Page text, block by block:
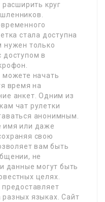
круг
стала доступна
нужен только
доступом в
можете начать
время на
анкет. Одним из
чат рулетки
анонимным.
имя или даже
свою
вам быть
не
данные могут быть
целях.
языках. Сайт